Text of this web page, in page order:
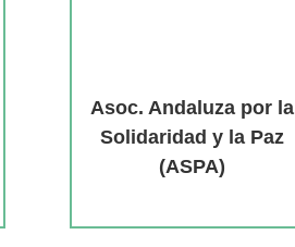
Asoc. Andaluza por la
Solidaridad y la Paz
(ASPA)